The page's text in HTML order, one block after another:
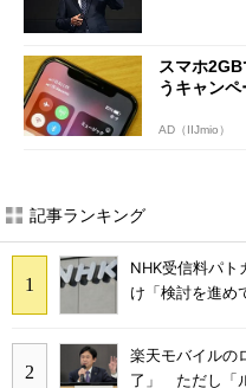
スマホ
うキャンペ
AD（IIJmio）
記事ランキング
NHK受信料パト
け「検討を進め
楽天モバイルの
了」 ただし「